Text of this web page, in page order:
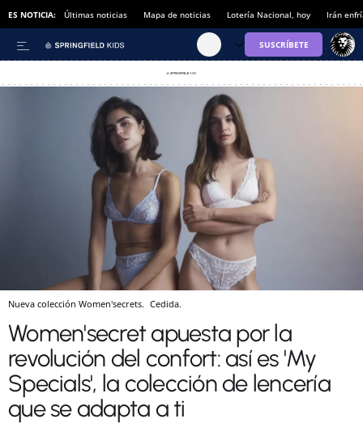
ES NOTICIA: Últimas noticias Mapa de noticias Lotería Nacional, hoy Irán
Nueva colección Women'secrets. Cedida.
Women'secret apuesta por la
revolución del confort: así es 'My
Specials', la colección de lencería
que se adapta a ti